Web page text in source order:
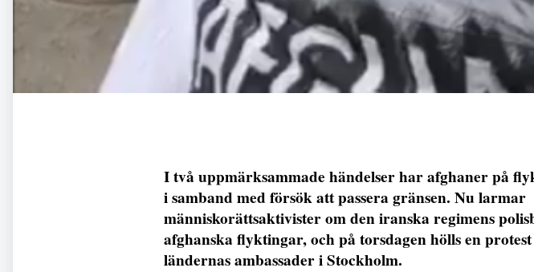
I två uppmärksammade händelser har afghaner på
i samband med försök att passera gränsen. Nu larmar
människorättsaktivister om den iranska regimens
afghanska flyktingar, och på torsdagen hölls en
ländernas ambassader i Stockholm.